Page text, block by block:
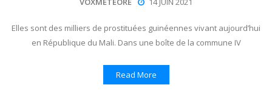
Elles sont des milliers de prostituées guinéennes vivant aujourd’hui
en République du Mali. Dans une boîte de la commune IV
Read More